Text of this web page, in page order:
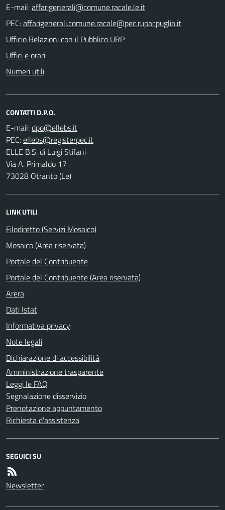
E-mail:
PEC:
Ufficio Relazioni con il Pubblico URP
Uffici e orari
Numeri utili
CONTATTI D.P.O.
E-mail:
PEC:
ELLE B.S. di Luigi Stifani
Via A. Primaldo 17
73028 Otranto (Le)
LINK UTILI
Filodiretto (Servizi Mosaico)
Mosaico (Area riservata)
Portale del Contribuente
Portale del Contribuente (Area riservata)
Arera
Dati Istat
Informativa privacy
Note legali
Dichiarazione di accessibilità
Amministrazione trasparente
Leggi le FAQ
Segnalazione disservizio
Prenotazione appuntamento
Richiesta d'assistenza
SEGUICI SU
Newsletter